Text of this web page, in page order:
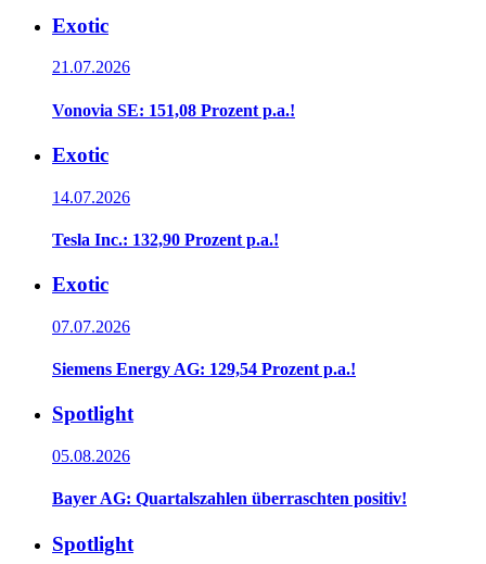
Exotic
21.07.2026
Vonovia SE: 151,08 Prozent p.a.!
Exotic
14.07.2026
Tesla Inc.: 132,90 Prozent p.a.!
Exotic
07.07.2026
Siemens Energy AG: 129,54 Prozent p.a.!
Spotlight
05.08.2026
Bayer AG: Quartalszahlen überraschten positiv!
Spotlight